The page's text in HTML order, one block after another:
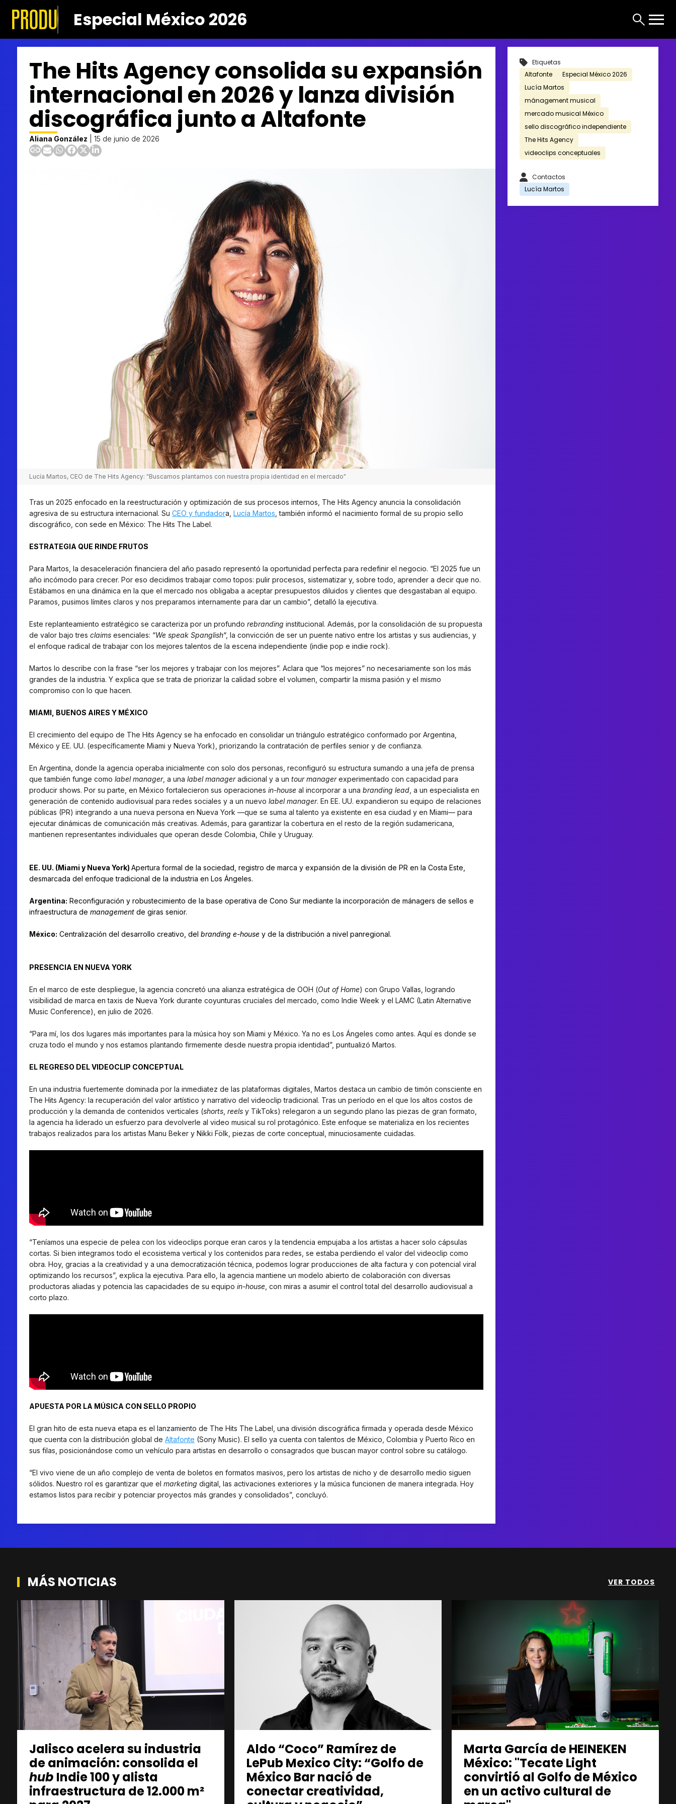
Especial México 2026
The Hits Agency consolida su expansión
internacional en 2026 y lanza división
discográfica junto a Altafonte
Aliana González 15 de junio de 2026
Lucía Martos, CEO de The Hits Agency: "Buscamos plantarnos con nuestra propia identidad en el mercado"
Tras un 2025 enfocado en la reestructuración y optimización de sus procesos internos, The Hits Agency anuncia la consolidación
agresiva de su estructura internacional. Su CEO y fundadora, Lucía Martos , también informó el nacimiento formal de su propio sello
discográfico, con sede en México: The Hits The Label.
ESTRATEGIA QUE RINDE FRUTOS
Para Martos, la desaceleración financiera del año pasado representó la oportunidad perfecta para redefinir el negocio. “El 2025 fue un
año incómodo para crecer. Por eso decidimos trabajar como topos: pulir procesos, sistematizar y, sobre todo, aprender a decir que no.
Estábamos en una dinámica en la que el mercado nos obligaba a aceptar presupuestos diluidos y clientes que desgastaban al equipo.
Paramos, pusimos límites claros y nos preparamos internamente para dar un cambio”, detalló la ejecutiva.
Este replanteamiento estratégico se caracteriza por un profundo rebranding institucional. Además, por la consolidación de su propuesta
de valor bajo tres claims esenciales: “We speak Spanglish“, la convicción de ser un puente nativo entre los artistas y sus audiencias, y
el enfoque radical de trabajar con los mejores talentos de la escena independiente (indie pop e indie rock).
Martos lo describe con la frase “ser los mejores y trabajar con los mejores”. Aclara que “los mejores” no necesariamente son los más
grandes de la industria. Y explica que se trata de priorizar la calidad sobre el volumen, compartir la misma pasión y el mismo
compromiso con lo que hacen.
MIAMI, BUENOS AIRES Y MÉXICO
El crecimiento del equipo de The Hits Agency se ha enfocado en consolidar un triángulo estratégico conformado por Argentina,
México y EE. UU. (específicamente Miami y Nueva York), priorizando la contratación de perfiles senior y de confianza.
En Argentina, donde la agencia operaba inicialmente con solo dos personas, reconfiguró su estructura sumando a una jefa de prensa
que también funge como label manager, a una label manageradicional y a un tour managerexperimentado con capacidad para
producir shows. Por su parte, en México fortalecieron sus operaciones in-house al incorporar a una branding lead , a un especialista en
generación de contenido audiovisual para redes sociales y a un nuevo label manager. En EE. UU. expandieron su equipo de relaciones
públicas (PR) integrando a una nueva persona en Nueva York —que se suma al talento ya existente en esa ciudad y en Miami— para
ejecutar dinámicas de comunicación más creativas. Además, para garantizar la cobertura en el resto de la región sudamericana,
mantienen representantes individuales que operan desde Colombia, Chile y Uruguay.
EE. UU. (Miami y Nueva York) Apertura formal de la sociedad, registro de marca y expansión de la división de PR en la Costa Este,
desmarcada del enfoque tradicional de la industria en Los Ángeles.
Argentina: Reconfiguración y robustecimiento de la base operativa de Cono Sur mediante la incorporación de mánagers de sellos e
infraestructura de management de giras senior.
México: Centralización del desarrollo creativo, del branding e-house y de la distribución a nivel panregional.
PRESENCIA EN NUEVA YORK
En el marco de este despliegue, la agencia concretó una alianza estratégica de OOH (Out of Home) con Grupo Vallas, logrando
visibilidad de marca en taxis de Nueva York durante coyunturas cruciales del mercado, como Indie Week y el LAMC (Latin Alternative
Music Conference), en julio de 2026.
“Para mí, los dos lugares más importantes para la música hoy son Miami y México. Ya no es Los Ángeles como antes. Aquí es donde se
cruza todo el mundo y nos estamos plantando firmemente desde nuestra propia identidad”, puntualizó Martos.
EL REGRESO DEL VIDEOCLIP CONCEPTUAL
En una industria fuertemente dominada por la inmediatez de las plataformas digitales, Martos destaca un cambio de timón consciente en
The Hits Agency: la recuperación del valor artístico y narrativo del videoclip tradicional. Tras un período en el que los altos costos de
producción y la demanda de contenidos verticales (shorts reels y TikToks) relegaron a un segundo plano las piezas de gran formato,
la agencia ha liderado un esfuerzo para devolverle al video musical su rol protagónico. Este enfoque se materializa en los recientes
trabajos realizados para los artistas Manu Beker y Nikki Fölk, piezas de corte conceptual, minuciosamente cuidadas.
“Teníamos una especie de pelea con los videoclips porque eran caros y la tendencia empujaba a los artistas a hacer solo cápsulas
cortas. Si bien integramos todo el ecosistema vertical y los contenidos para redes, se estaba perdiendo el valor del videoclip como
obra. Hoy, gracias a la creatividad y a una democratización técnica, podemos lograr producciones de alta factura y con potencial viral
optimizando los recursos”, explica la ejecutiva. Para ello, la agencia mantiene un modelo abierto de colaboración con diversas
productoras aliadas y potencia las capacidades de su equipo in-house , con miras a asumir el control total del desarrollo audiovisual a
corto plazo.
APUESTA POR LA MÚSICA CON SELLO PROPIO
El gran hito de esta nueva etapa es el lanzamiento de The Hits The Label, una división discográfica firmada y operada desde México
que cuenta con la distribución global de Altafonte (Sony Music). El sello ya cuenta con talentos de México, Colombia y Puerto Rico en
sus filas, posicionándose como un vehículo para artistas en desarrollo o consagrados que buscan mayor control sobre su catálogo.
“El vivo viene de un año complejo de venta de boletos en formatos masivos, pero los artistas de nicho y de desarrollo medio siguen
sólidos. Nuestro rol es garantizar que el marketing digital, las activaciones exteriores y la música funcionen de manera integrada. Hoy
estamos listos para recibir y potenciar proyectos más grandes y consolidados”, concluyó.
Etiquetas
Altafonte
Especial México 2026
Lucía Martos
mánagement musical
mercado musical México
sello discográfico independiente
The Hits Agency
videoclips conceptuales
Contactos
Lucía Martos
MÁS NOTICIAS VER TODOS
Jalisco acelera su industria
de animación: consolida el
hub Indie 100 y alista
infraestructura de 12.000 m²
Aldo “Coco” Ramírez de
LePub Mexico City: “Golfo de
México Bar nació de
conectar creatividad,
Marta García de HEINEKEN
México: "Tecate Light
convirtió al Golfo de México
en un activo cultural de